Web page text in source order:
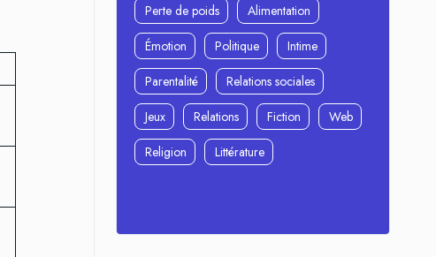
Perte de poids
Alimentation
Émotion
Politique
Intime
Parentalité
Relations sociales
Jeux
Relations Fiction
Web
Religion
Littérature